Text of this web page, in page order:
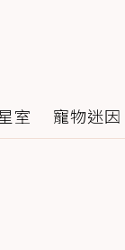
室 寵物迷因